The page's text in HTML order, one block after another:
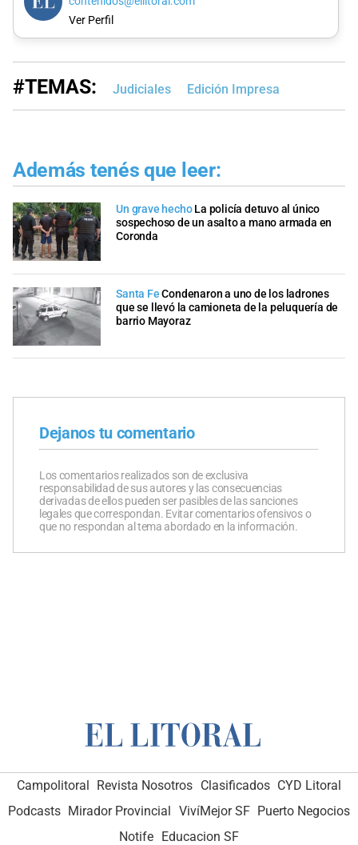
Ver Perfil
#TEMAS: Judiciales Edición Impresa
Además tenés que leer:
Un grave hecho La policía detuvo al único
sospechoso de un asalto a mano armada en
Coronda
Santa Fe Condenaron a uno de los ladrones
que se llevó la camioneta de la peluquería de
barrio Mayoraz
Dejanos tu comentario
Los comentarios realizados son de exclusiva
responsabilidad de sus autores y las consecuencias
derivadas de ellos pueden ser pasibles de las sanciones
legales que correspondan. Evitar comentarios ofensivos o
que no respondan al tema abordado en la información.
Campolitoral Revista Nosotros Clasificados CYD Litoral
Podcasts Mirador Provincial VivíMejor SF Puerto Negocios
Notife Educacion SF